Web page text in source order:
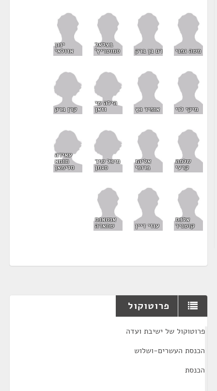
משה גפני רם בן ברק
בצלאל
סמוטריץ'
ינון
אזולאי
מיקי לוי אופיר כץ
הילה שי
וזאן קרן ברק
שלמה
קרעי
אליהו
ברוכי
מיכל שיר
סגמן
עאידה
תומא
סלימאן
אלכס
קושניר עוזי דיין
אנטאנס
שחאדה
פרוטוקול
פרוטוקול של ישיבת ועדה
הכנסת העשרים-ושלוש
הכנסת